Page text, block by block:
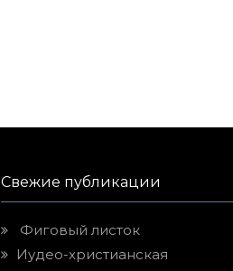
Свежие публикации
Фиговый листок
Иудео-христианская